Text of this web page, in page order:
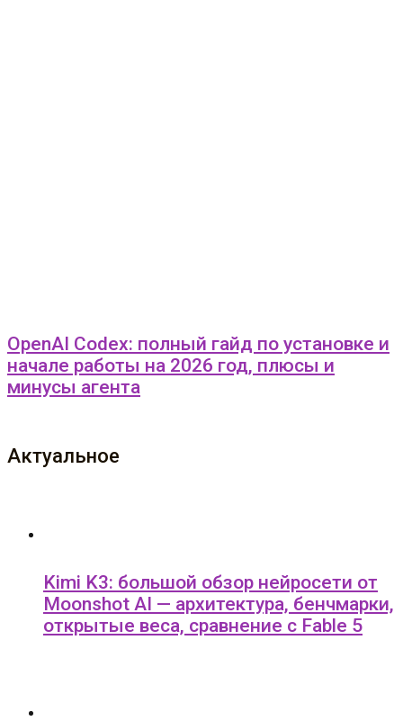
OpenAI Codex: полный гайд по установке и
начале работы на 2026 год, плюсы и
минусы агента
Актуальное
Kimi K3: большой обзор нейросети от
Moonshot AI — архитектура, бенчмарки,
открытые веса, сравнение с Fable 5